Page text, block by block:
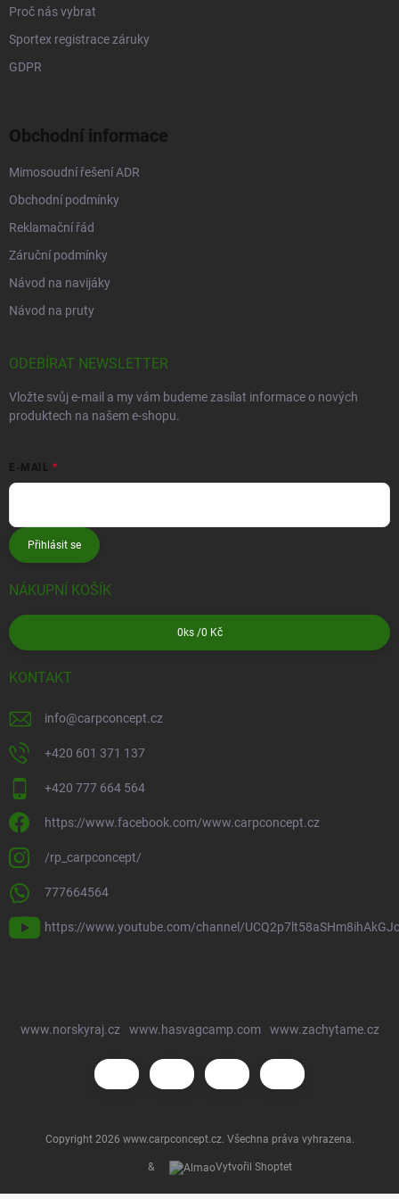
Proč nás vybrat
Sportex registrace záruky
GDPR
Obchodní informace
Mimosoudní řešení ADR
Obchodní podmínky
Reklamační řád
Záruční podmínky
Návod na navijáky
Návod na pruty
ODEBÍRAT NEWSLETTER
Vložte svůj e-mail a my vám budeme zasílat informace o nových
produktech na našem e-shopu.
E-MAIL
Přihlásit se
NÁKUPNÍ KOŠÍK
0 ks /0 Kč
KONTAKT
info@carpconcept.cz
+420 601 371 137
+420 777 664 564
https://www.facebook.com/www.carpconcept.cz
/rp_carpconcept/
777664564
https://www.youtube.com/channel/
www.norskyraj.cz www.hasvagcamp.com www.zachytame.cz
& Vytvořil Shoptet
Copyright 2026 www.carpconcept.cz. Všechna práva vyhrazena.